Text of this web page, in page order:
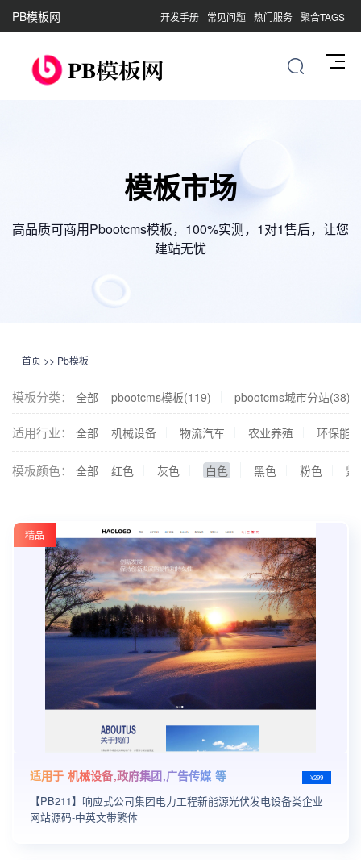
PB模板网 聚合TAGS
热门服务
常见问题
开发手册
模板市场
高品质可商用Pbootcms模板，100%实测，1对1售后，让您
建站无忧
首页 >> Pb模板
模板分类： 全部 pbootcms模板(119) pbootcms城市分站(38)
适用行业： 全部 机械设备 物流汽车 农业养殖 环保能源
模板颜色： 全部 红色 灰色 白色 黑色 粉色 紫
精品
适用于 机械设备,政府集团,广告传媒 等
【PB211】响应式公司集团电力工程新能源光伏发电设备类企业
网站源码-中英文带繁体
¥299